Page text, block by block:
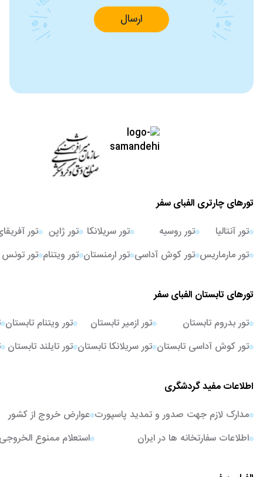
ارسال
تورهای چارتری الفبای سفر
تور آنتالیا
تور مارماریس
تور روسیه
تور کوش آداسی
تور سریلانکا
تور ارمنستان
تور ژاپن
تور ویتنام
تور
تور تونس
تورهای تابستان الفبای سفر
تور بدروم تابستان
تور کوش آداسی تابستان
تور ازمیر تابستان
تور سریلانکا تابستان
تور ویتنام تابستان
تور تایلند تابستان
اطلاعات مفید گردشگری
مدارک لازم جهت صدور و تمدید پاسپورت
اطلاعات سفارتخانه ها در ایران
عوارض خروج از کشور
استعلام ممنوع